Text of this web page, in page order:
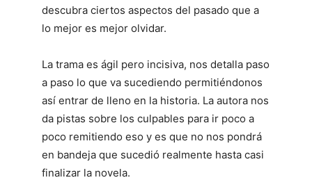
descubra ciertos aspectos del pasado que a
lo mejor es mejor olvidar.
La trama es ágil pero incisiva, nos detalla paso
a paso lo que va sucediendo permitiéndonos
así entrar de lleno en la historia. La autora nos
da pistas sobre los culpables para ir poco a
poco remitiendo eso y es que no nos pondrá
en bandeja que sucedió realmente hasta casi
finalizar la novela.